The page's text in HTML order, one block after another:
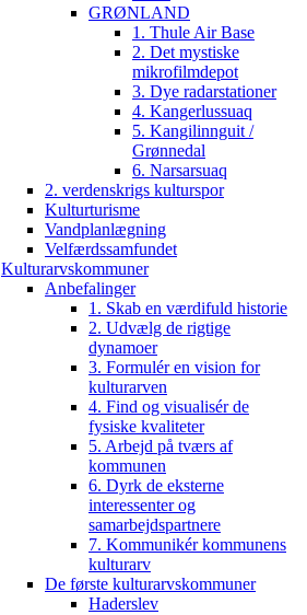
GRØNLAND
1. Thule Air Base
2. Det mystiske
mikrofilmdepot
3. Dye radarstationer
4. Kangerlussuaq
5. Kangilinnguit /
Grønnedal
6. Narsarsuaq
2. verdenskrigs kulturspor
Kulturturisme
Vandplanlægning
Velfærdssamfundet
Kulturarvskommuner
Anbefalinger
1. Skab en værdifuld historie
2. Udvælg de rigtige
dynamoer
3. Formulér en vision for
kulturarven
4. Find og visualisér de
fysiske kvaliteter
5. Arbejd på tværs af
kommunen
6. Dyrk de eksterne
interessenter og
samarbejdspartnere
7. Kommunikér kommunens
kulturarv
De første kulturarvskommuner
Haderslev